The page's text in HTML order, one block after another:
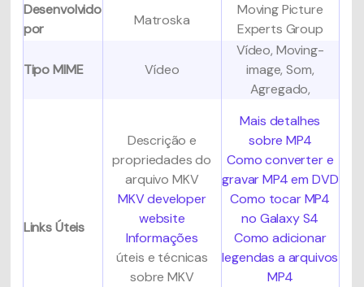
Desenvolvido
por
Matroska
Moving Picture
Experts Group
Tipo MIME Vídeo
Vídeo, Moving-
image, Som,
Agregado,
Links Úteis
Descrição e
propriedades do
arquivo MKV
MKV developer
website
Informações
úteis e técnicas
sobre MKV
Mais detalhes
sobre MP4
Como converter e
gravar MP4 em DVD
Como tocar MP4
no Galaxy S4
Como adicionar
legendas a arquivos
MP4